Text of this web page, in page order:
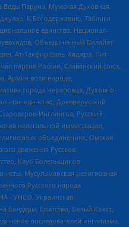
Перуна, Мужская Духовная
К Богодержавию, Таблиги
единство, Национал-
Объединенный Вилайат
Ат-Такфир Валь-Хиджра, Пит
партия России, Славянский союз,
Армия воли народа,
города Череповца, Духовно-
единство, Древнерусской
Инглингов, Русский
нелегальной иммиграции,
объединениях, Омская
движения Русское
Клуб Болельщиков
Мусульманская религиозная
Русского народа
- УНСО, Украинская
Бандеры, Братство, Белый Крест,
последователей инглиизма,